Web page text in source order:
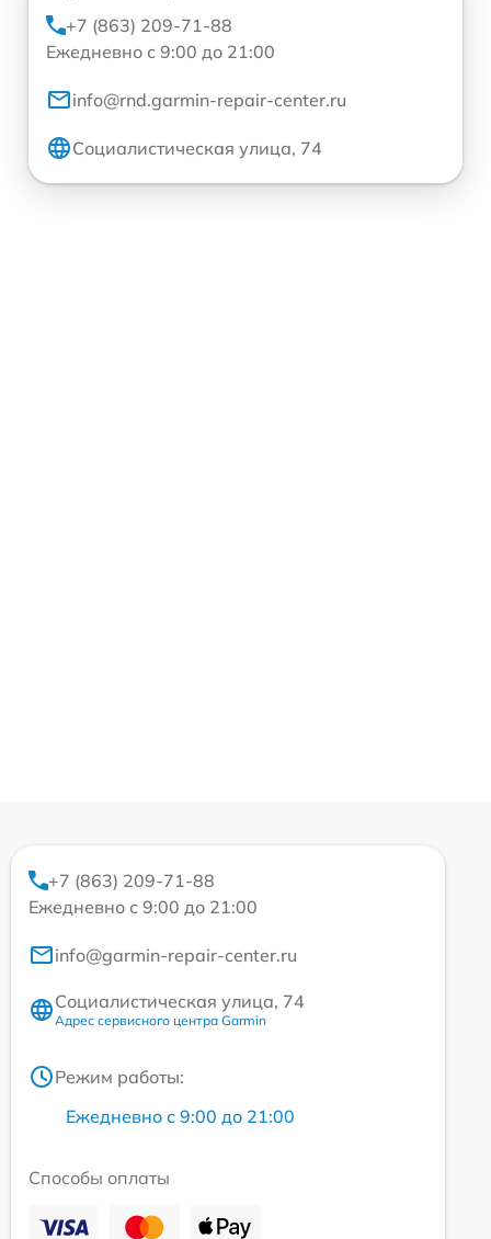
+7 (863) 209-71-88
Ежедневно с 9:00 до 21:00
info@rnd.garmin-repair-center.ru
Социалистическая улица, 74
+7 (863) 209-71-88
Ежедневно с 9:00 до 21:00
info@garmin-repair-center.ru
Социалистическая улица, 74
Адрес сервисного центра Garmin
Режим работы:
Ежедневно с 9:00 до 21:00
Способы оплаты